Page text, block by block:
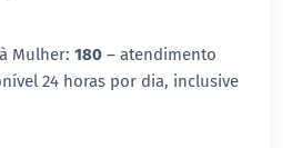
Mulher: 180 – atendimento
24 horas por dia, inclusive